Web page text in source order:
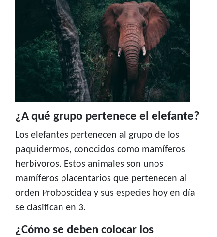
¿A qué grupo pertenece el elefante?
Los elefantes pertenecen al grupo de los
paquidermos, conocidos como mamíferos
herbívoros. Estos animales son unos
mamíferos placentarios que pertenecen al
orden Proboscidea y sus especies hoy en día
se clasifican en 3.
¿Cómo se deben colocar los